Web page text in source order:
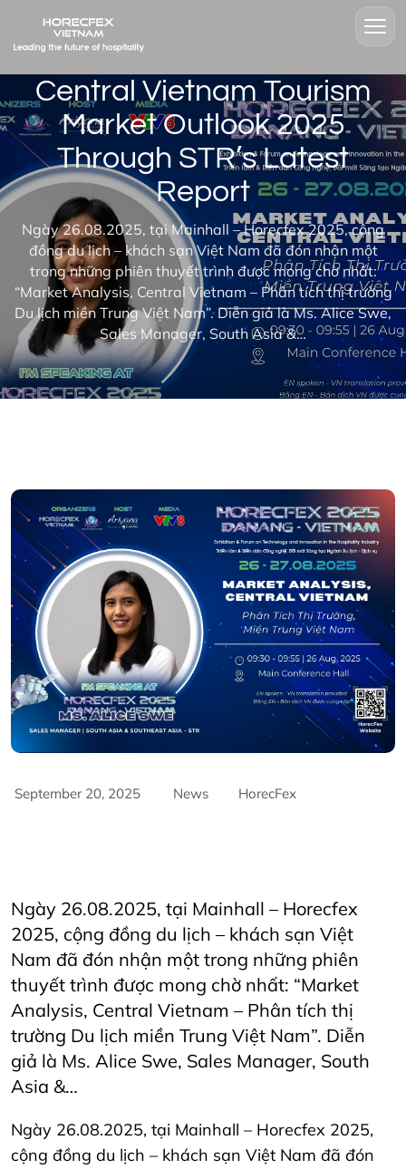
Central Vietnam Tourism
Market Outlook 2025
Through STR’s Latest
Report
Ngày 26.08.2025, tại Mainhall – Horecfex 2025, cộng
đồng du lịch – khách sạn Việt Nam đã đón nhận một
trong những phiên thuyết trình được mong chờ nhất:
“Market Analysis, Central Vietnam – Phân tích thị trường
Du lịch miền Trung Việt Nam”. Diễn giả là Ms. Alice Swe,
Sales Manager, South Asia &…
September 20, 2025 News HorecFex
Ngày 26.08.2025, tại Mainhall – Horecfex
2025, cộng đồng du lịch – khách sạn Việt
Nam đã đón nhận một trong những phiên
thuyết trình được mong chờ nhất: “Market
Analysis, Central Vietnam – Phân tích thị
trường Du lịch miền Trung Việt Nam”. Diễn
giả là Ms. Alice Swe, Sales Manager, South
Asia &…
Ngày 26.08.2025, tại Mainhall – Horecfex 2025,
cộng đồng du lịch – khách sạn Việt Nam đã đón